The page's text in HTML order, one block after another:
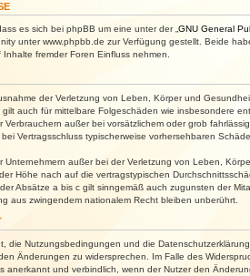
es sich bei phpBB um eine unter der „ GNU General
unter www.phpbb.de zur Verfügung gestellt. Beide
fremder Foren Einfluss nehmen.
der Verletzung von Leben, Körper und
auch für mittelbare Folgeschäden wie insbesondere
Verbrauchern außer bei vorsätzlichem oder grob
Vertragsschluss typischerweise vorhersehbaren
Unternehmern außer bei der Verletzung von Leben,
Höhe nach auf die vertragstypischen
Absätze a bis c gilt sinngemäß auch zugunsten der
aus zwingendem nationalem Recht bleiben unberührt.
die Nutzungsbedingungen und die
Änderungen zu widersprechen. Im Falle des
anerkannt und verbindlich, wenn der Nutzer den